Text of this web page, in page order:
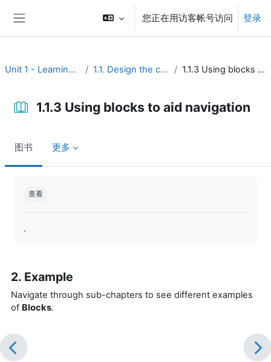
您正在用访客帐号访问 登录
Unit 1 - Learning environment 1.1. Design the course interface 1.1.3 Using blocks to aid navigation
1.1.3 Using blocks to aid navigation
图书 更多
查看
.
2. Example
Navigate through sub-chapters to see different examples
of Blocks.